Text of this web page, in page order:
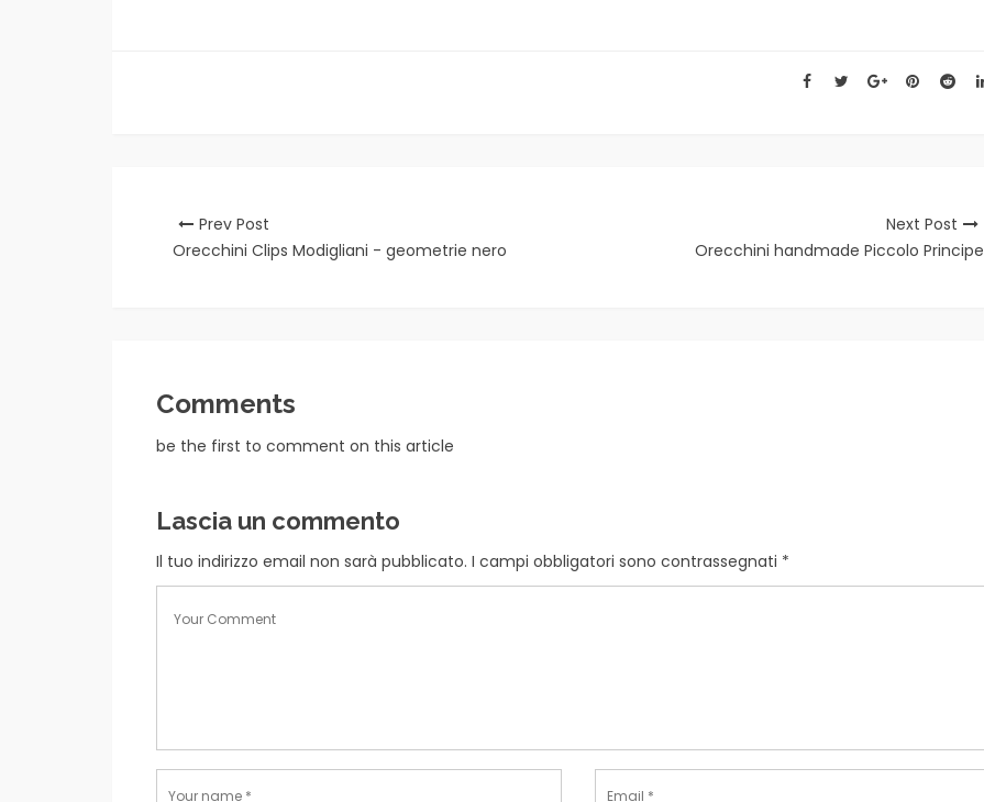
Prev Post
Orecchini Clips Modigliani - geometrie nero
Next Post
Orecchini handmade Piccolo Principe
Comments
be the first to comment on this article
Lascia un commento
Il tuo indirizzo email non sarà pubblicato. I campi obbligatori sono contrassegnati *